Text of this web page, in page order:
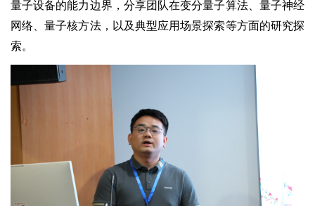
量子设备的能力边界，分享团队在变分量子算法、量子神经
网络、量子核方法，以及典型应用场景探索等方面的研究探
索。